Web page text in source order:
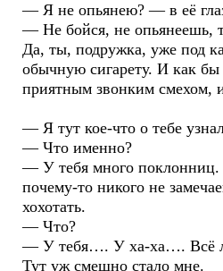
— Я не опьянею? — в её
— Не бойся, не опьянеешь,
Да, ты, подружка, уже под
обычную сигарету. И как бы
приятным звонким смехом,
— Я тут кое-что о тебе
— Что именно?
— У тебя много поклонниц.
почему-то никого не
хохотать.
— Что?
— У тебя…. У ха-ха…. Всё ли
Тут уж смешно стало мне.